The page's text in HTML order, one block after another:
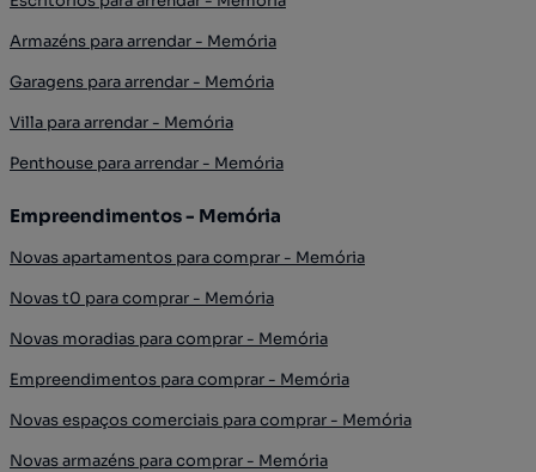
Armazéns para arrendar - Memória
Garagens para arrendar - Memória
Villa para arrendar - Memória
Penthouse para arrendar - Memória
Empreendimentos - Memória
Novas apartamentos para comprar - Memória
Novas t0 para comprar - Memória
Novas moradias para comprar - Memória
Empreendimentos para comprar - Memória
Novas espaços comerciais para comprar - Memória
Novas armazéns para comprar - Memória